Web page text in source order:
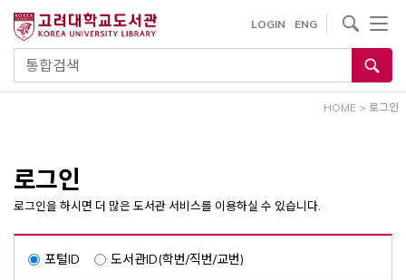
건
통합검색
LOGIN ENG
사이트내 검색
HOME > 로그인
로그인
로그인을 하시면 더 많은 도서관 서비스를 이용하실 수 있습니다.
포털ID 도서관ID(학번/직번/교번)